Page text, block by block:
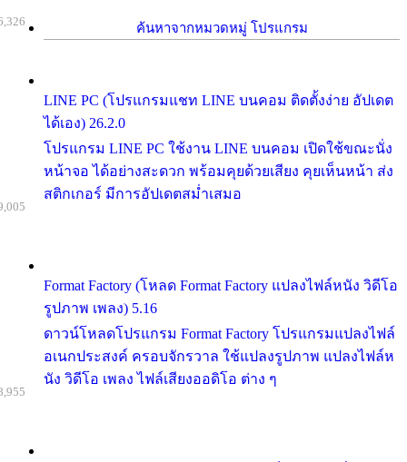
ค้นหาจากหมวดหมู่ โปรแกรม
LINE PC (โปรแกรมแชท LINE บนคอม ติดตั้งง่าย อัปเดต
ได้เอง) 26.2.0
โปรแกรม LINE PC ใช้งาน LINE บนคอม เปิดใช้ขณะนั่ง
หน้าจอ ได้อย่างสะดวก พร้อมคุยด้วยเสียง คุยเห็นหน้า ส่ง
สติกเกอร์ มีการอัปเดตสม่ำเสมอ
Format Factory (โหลด Format Factory แปลงไฟล์หนัง วิดีโอ
รูปภาพ เพลง) 5.16
ดาวน์โหลดโปรแกรม Format Factory โปรแกรมแปลงไฟล์
อเนกประสงค์ ครอบจักรวาล ใช้แปลงรูปภาพ แปลงไฟล์ห
นัง วิดีโอ เพลง ไฟล์เสียงออดิโอ ต่าง ๆ